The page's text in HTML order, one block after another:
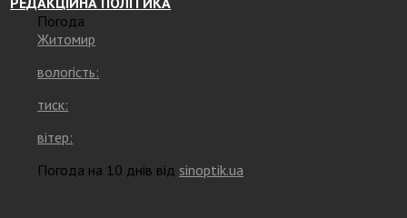
Погода
Житомир
вологість:
тиск:
вітер:
Погода на 10 днів відsinoptik.ua